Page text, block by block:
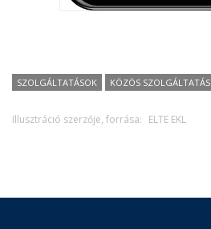
SZOLGÁLTATÁSOK KÖZÖS SZOLGÁLTATÁS
Illusztráció szerzője, forrása: ELTE EKL